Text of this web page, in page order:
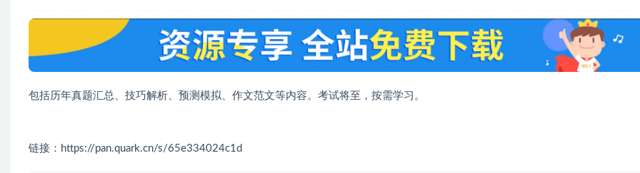
包括历年真题汇总、技巧解析、预测模拟、作文范文等内容。考试将至，按需学习。
链接：https://pan.quark.cn/s/65e334024c1d